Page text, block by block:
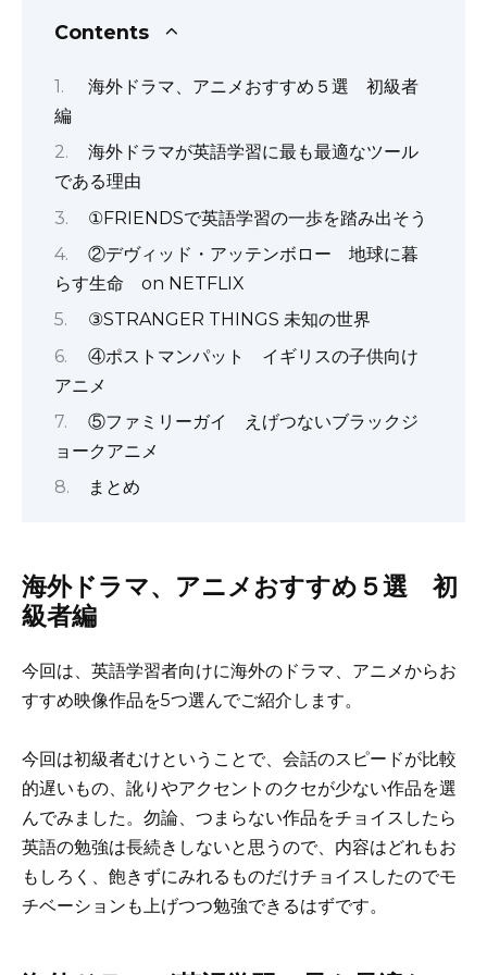
c
b
o
o
k
it
r
ai
st t
A
p
p
dI
n
Li
k
Contents
海外ドラマ、アニメおすすめ５選 初級者
編
海外ドラマが英語学習に最も最適なツール
である理由
①FRIENDSで英語学習の一歩を踏み出そう
②デヴィッド・アッテンボロー 地球に暮
らす生命 on NETFLIX
③STRANGER THINGS 未知の世界
④ポストマンパット イギリスの子供向け
アニメ
⑤ファミリーガイ えげつないブラックジ
ョークアニメ
まとめ
海外ドラマ、アニメおすすめ５選 初
級者編
今回は、英語学習者向けに海外のドラマ、アニメからお
すすめ映像作品を5つ選んでご紹介します。
今回は初級者むけということで、会話のスピードが比較
的遅いもの、訛りやアクセントのクセが少ない作品を選
んでみました。勿論、つまらない作品をチョイスしたら
英語の勉強は長続きしないと思うので、内容はどれもお
もしろく、飽きずにみれるものだけチョイスしたのでモ
チベーションも上げつつ勉強できるはずです。